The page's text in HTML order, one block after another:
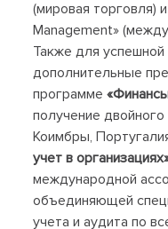
(мировая торговля)
Management»
Также для
дополнительные
программе
получение
Коимбры,
учет в
международной
объединяющей
учета и аудита по